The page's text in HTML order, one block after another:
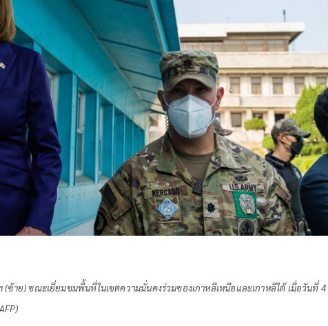
ซ้าย) ขณะเยี่ยมชมพื้นที่ในเขตความมั่นคงร่วมของเกาหลีเหนือและเกาหลีใต้ เมื่อวันที่ 4